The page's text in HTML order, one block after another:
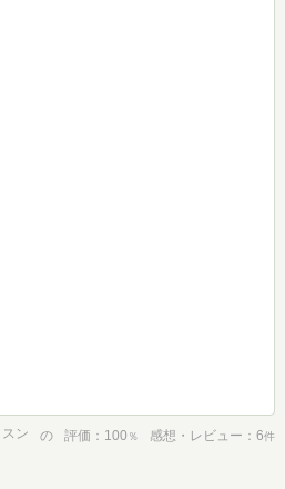
ン の 評価 100 ％ 感想・レビュー 6件